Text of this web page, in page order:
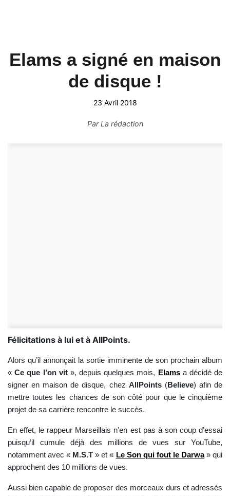
Elams a signé en maison
de disque !
23 Avril 2018
ParLa rédaction
Félicitations à lui et à AllPoints.
Alors qu’il annonçait la sortie imminente de son prochain album
«Ce que l’on vit», depuis quelques mois, Elams a décidé de
signer en maison de disque, chez AllPoints (Believe) afin de
mettre toutes les chances de son côté pour que le cinquième
projet de sa carrière rencontre le succès.
En effet, le rappeur Marseillais n’en est pas à son coup d’essai
puisqu’il cumule déjà des millions de vues sur YouTube,
notamment avec « M.S.T» et « Le Son qui fout le Darwa» qui
approchent des 10 millions de vues.
Aussi bien capable de proposer des morceaux durs et adressés